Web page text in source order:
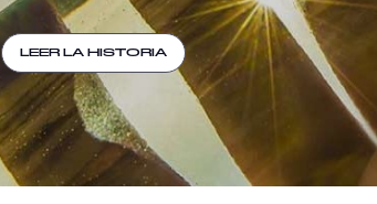
LEER LA HISTORIA